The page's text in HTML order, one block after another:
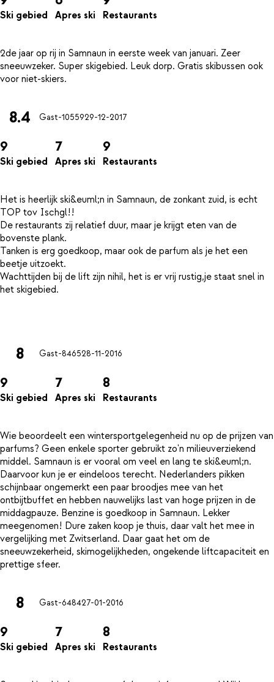
Ski gebied Apres ski Restaurants
2de jaar op rij in Samnaun in eerste week van januari. Zeer
sneeuwzeker. Super skigebied. Leuk dorp. Gratis skibussen ook
8.4 Gast-1055929-12-2017
9
Ski gebied
7
Apres ski
9
Restaurants
Het is heerlijk ski&euml;n in Samnaun, de zonkant zuid, is echt
TOP tov Ischgl!!
De restaurants zij relatief duur, maar je krijgt eten van de
bovenste plank.
Tanken is erg goedkoop, maar ook de parfum als je het een
beetje uitzoekt.
Wachttijden bij de lift zijn nihil, het is er vrij rustig,je staat snel in
het skigebied.
8 Gast-846528-11-2016
9
Ski gebied
7
Apres ski
8
Restaurants
Wie beoordeelt een wintersportgelegenheid nu op de prijzen van
parfums? Geen enkele sporter gebruikt zo'n milieuverziekend
middel. Samnaun is er vooral om veel en lang te ski&euml;n.
Daarvoor kun je er eindeloos terecht. Nederlanders pikken
schijnbaar ongemerkt een paar broodjes mee van het
ontbijtbuffet en hebben nauwelijks last van hoge prijzen in de
middagpauze. Benzine is goedkoop in Samnaun. Lekker
meegenomen! Dure zaken koop je thuis, daar valt het mee in
vergelijking met Zwitserland. Daar gaat het om de
sneeuwzekerheid, skimogelijkheden, ongekende liftcapaciteit en
8 Gast-648427-01-2016
9
Ski gebied
7
Apres ski
8
Restaurants